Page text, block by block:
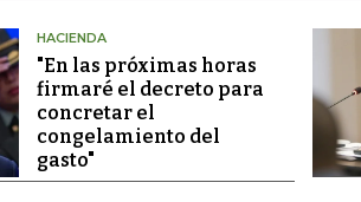
HACIENDA
"En las próximas horas
firmaré el decreto para
concretar el
congelamiento del
gasto"